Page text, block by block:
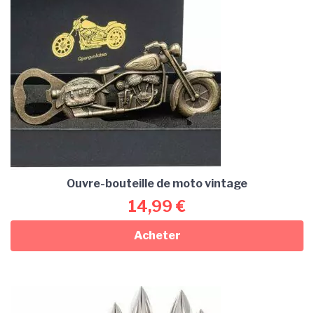
Ouvre-bouteille de moto vintage
14,99 €
Acheter